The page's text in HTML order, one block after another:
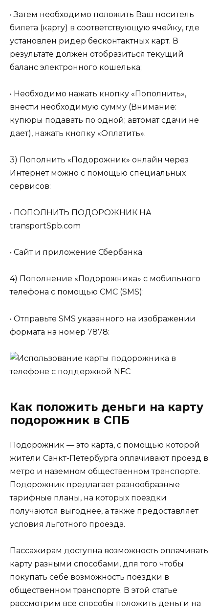
• Затем необходимо положить Ваш носитель
билета (карту) в соответствующую ячейку, где
установлен ридер бесконтактных карт. В
результате должен отобразиться текущий
баланс электронного кошелька;
• Необходимо нажать кнопку «Пополнить»,
внести необходимую сумму (Внимание:
купюры подавать по одной; автомат сдачи не
дает), нажать кнопку «Оплатить».
3) Пополнить «Подорожник» онлайн через
Интернет можно с помощью специальных
сервисов:
• ПОПОЛНИТЬ ПОДОРОЖНИК НА
transportSpb.com
• Сайт и приложение Сбербанка
4) Пополнение «Подорожника» с мобильного
телефона с помощью СМС (SMS):
• Отправьте SMS указанного на изображении
формата на номер 7878:
Как положить деньги на карту
подорожник в СПБ
Подорожник — это карта, с помощью которой
жители Санкт-Петербурга оплачивают проезд в
метро и наземном общественном транспорте.
Подорожник предлагает разнообразные
тарифные планы, на которых поездки
получаются выгоднее, а также предоставляет
условия льготного проезда.
Пассажирам доступна возможность оплачивать
карту разными способами, для того чтобы
покупать себе возможность поездки в
общественном транспорте. В этой статье
рассмотрим все способы положить деньги на